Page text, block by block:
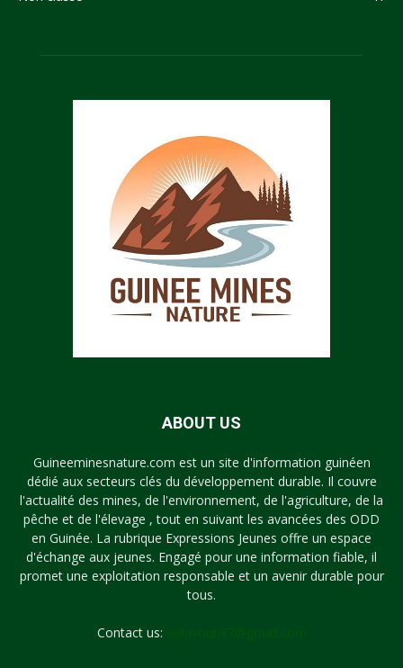
ABOUT US
Guineeminesnature.com est un site d'information guinéen
dédié aux secteurs clés du développement durable. Il couvre
l'actualité des mines, de l'environnement, de l'agriculture, de la
pêche et de l'élevage , tout en suivant les avancées des ODD
en Guinée. La rubrique Expressions Jeunes offre un espace
d'échange aux jeunes. Engagé pour une information fiable, il
promet une exploitation responsable et un avenir durable pour
tous.
Contact us: